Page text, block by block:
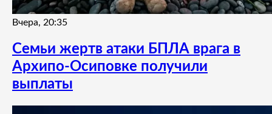
Вчера, 20:35
Семьи жертв атаки БПЛА врага в
Архипо-Осиповке получили
выплаты